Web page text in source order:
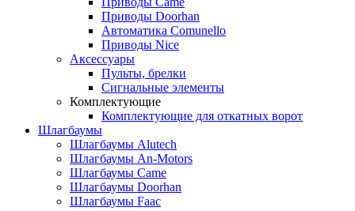
Приводы Doorhan
Автоматика Comunello
Приводы Nice
Аксессуары
Пульты, брелки
Сигнальные элементы
Комплектующие
Комплектующие для откатных ворот
Шлагбаумы
Шлагбаумы Alutech
Шлагбаумы An-Motors
Шлагбаумы Came
Шлагбаумы Doorhan
Шлагбаумы Faac